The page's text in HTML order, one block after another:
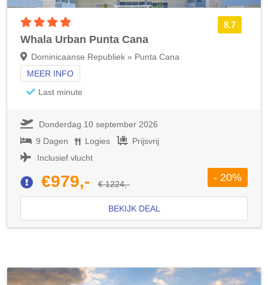
8.7
Whala Urban Punta Cana
Dominicaanse Republiek » Punta Cana
MEER INFO
Last minute
Donderdag 10 september 2026
9 Dagen
Logies
Prijsvrij
Inclusief vlucht
€979,- € 1224,-
- 20%
BEKIJK DEAL